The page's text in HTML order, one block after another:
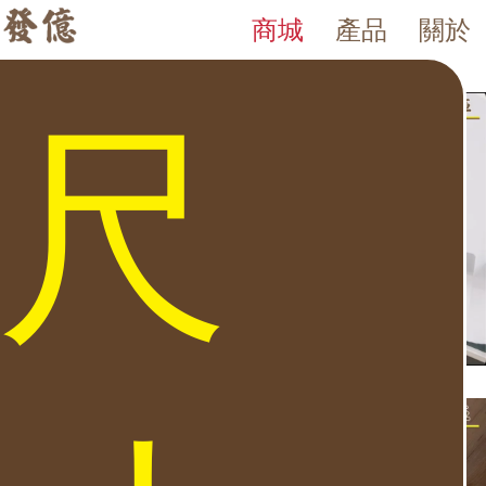
發億金庫｜台灣 40 年保險箱專賣店・防火防盜金庫・床頭櫃保
發億金庫（仁浦科技）自 1984 年創立，為台灣擁有 40 多年經
關於
產品
商城
LY 床頭櫃 保險箱
床頭櫃 保險箱 發億金庫 40 年保險箱專賣，全台五間門市（台北・竹